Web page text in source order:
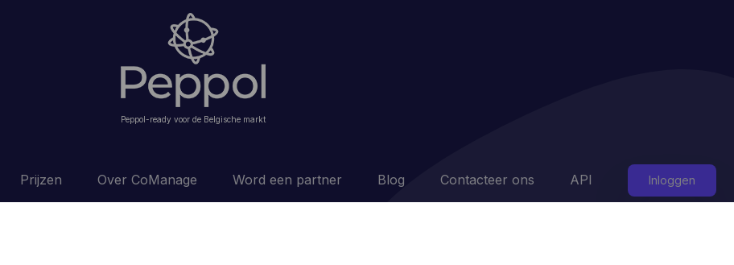
Peppol-ready voor de Belgische markt
Prijzen Over CoManage Word een partner Blog Contacteer ons API Inloggen